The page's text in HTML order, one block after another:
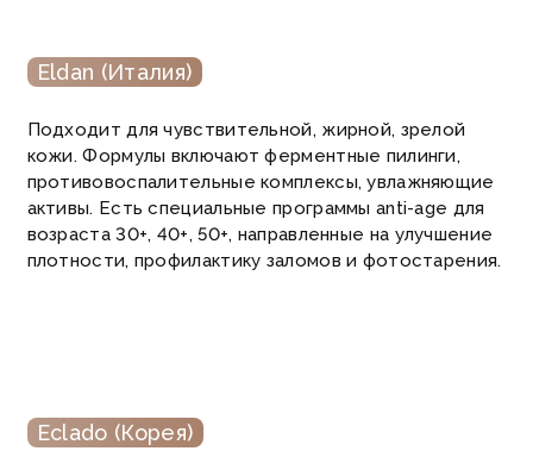
Eldan (Италия)
Подходит для чувствительной, жирной, зрелой
кожи. Формулы включают ферментные пилинги,
противовоспалительные комплексы, увлажняющие
активы. Есть специальные программы anti-age для
возраста 30+, 40+, 50+, направленные на улучшение
плотности, профилактику заломов и фотостарения.
Eclado (Корея)